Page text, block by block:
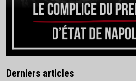
Derniers articles